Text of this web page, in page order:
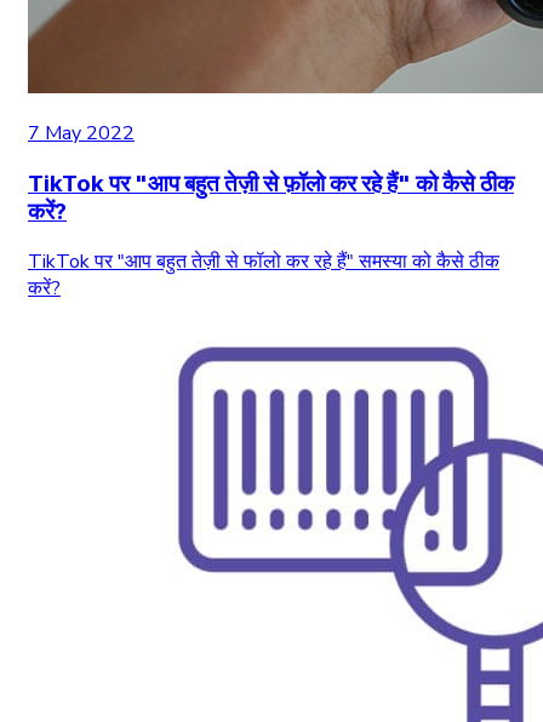
7 May 2022
TikTok पर "आप बहुत तेज़ी से फ़ॉलो कर रहे हैं" को कैसे ठीक
करें?
TikTok पर "आप बहुत तेज़ी से फॉलो कर रहे हैं" समस्या को कैसे ठीक
करें?